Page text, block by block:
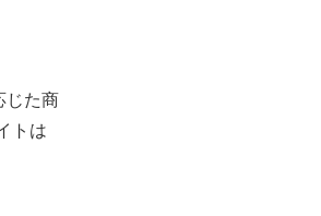
じた商
トは